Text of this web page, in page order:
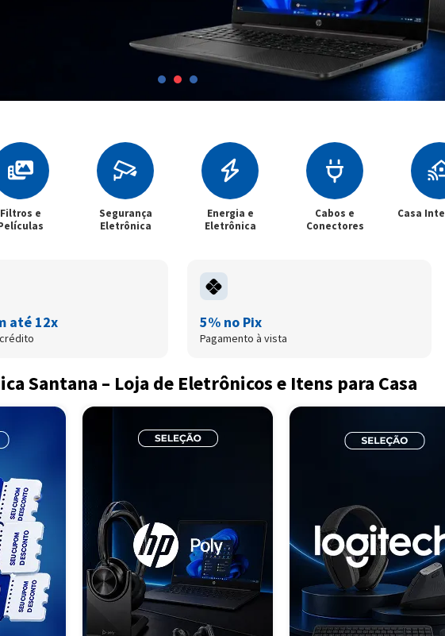
Filtros e
Segurança
Eletrônica
Energia e
Eletrônica
Cabos e
Conectores
Casa
até 12x 5% no Pix
Pagamento à vista
Santana – Loja de Eletrônicos e Itens para Casa